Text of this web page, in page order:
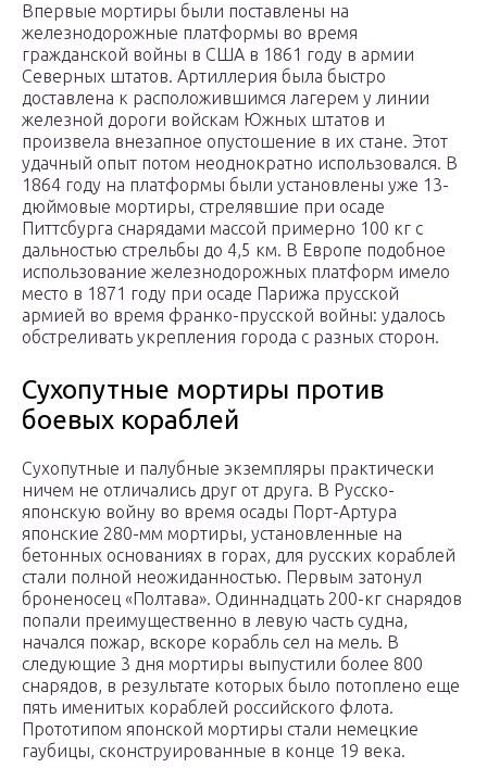
Впервые мортиры были поставлены на
железнодорожные платформы во время
гражданской войны в США в 1861 году в армии
Северных штатов. Артиллерия была быстро
доставлена к расположившимся лагерем у линии
железной дороги войскам Южных штатов и
произвела внезапное опустошение в их стане. Этот
удачный опыт потом неоднократно использовался. В
1864 году на платформы были установлены уже 13-
дюймовые мортиры, стрелявшие при осаде
Питтсбурга снарядами массой примерно 100 кг с
дальностью стрельбы до 4,5 км. В Европе подобное
использование железнодорожных платформ имело
место в 1871 году при осаде Парижа прусской
армией во время франко-прусской войны: удалось
обстреливать укрепления города с разных сторон.
Сухопутные мортиры против
боевых кораблей
Сухопутные и палубные экземпляры практически
ничем не отличались друг от друга. В Русско-
японскую войну во время осады Порт-Артура
японские 280-мм мортиры, установленные на
бетонных основаниях в горах, для русских кораблей
стали полной неожиданностью. Первым затонул
броненосец «Полтава». Одиннадцать 200-кг снарядов
попали преимущественно в левую часть судна,
начался пожар, вскоре корабль сел на мель. В
следующие 3 дня мортиры выпустили более 800
снарядов, в результате которых было потоплено еще
пять именитых кораблей российского флота.
Прототипом японской мортиры стали немецкие
гаубицы, сконструированные в конце 19 века.